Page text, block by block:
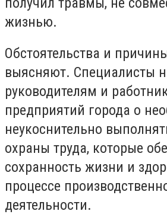
жизнью.
Обстоятельства и
выясняют. Специалисты
руководителям и
предприятий города о
неукоснительно
охраны труда, которые
сохранность жизни и
процессе
деятельности.